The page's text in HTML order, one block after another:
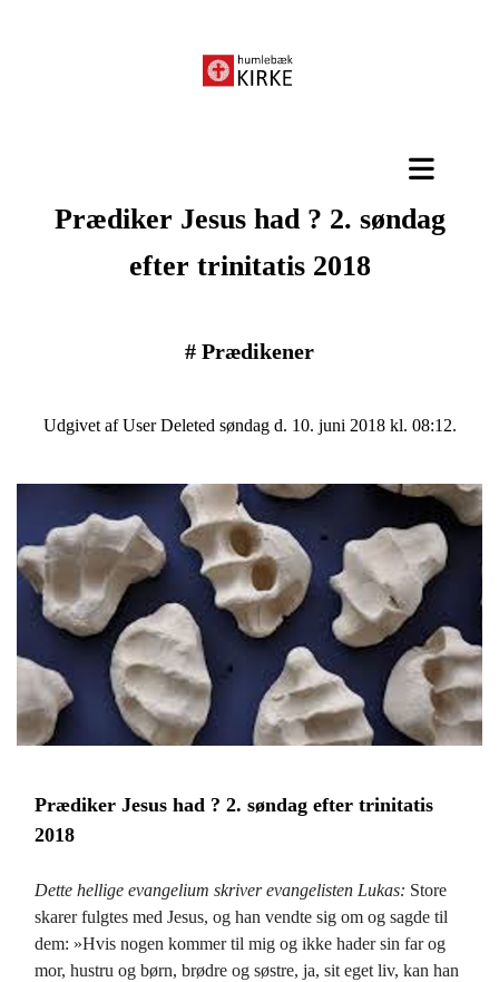
Prædiker Jesus had ? 2. søndag
efter trinitatis 2018
# Prædikener
Udgivet af User Deleted søndag d. 10. juni 2018 kl. 08:12.
Prædiker Jesus had ? 2. søndag efter trinitatis
2018
Dette hellige evangelium skriver evangelisten Lukas: Store
skarer fulgtes med Jesus, og han vendte sig om og sagde til
dem: »Hvis nogen kommer til mig og ikke hader sin far og
mor, hustru og børn, brødre og søstre, ja, sit eget liv, kan han